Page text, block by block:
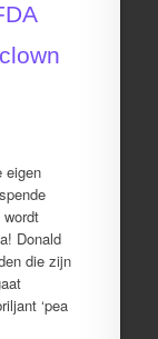
eigen
Donald
die zijn
‘pea